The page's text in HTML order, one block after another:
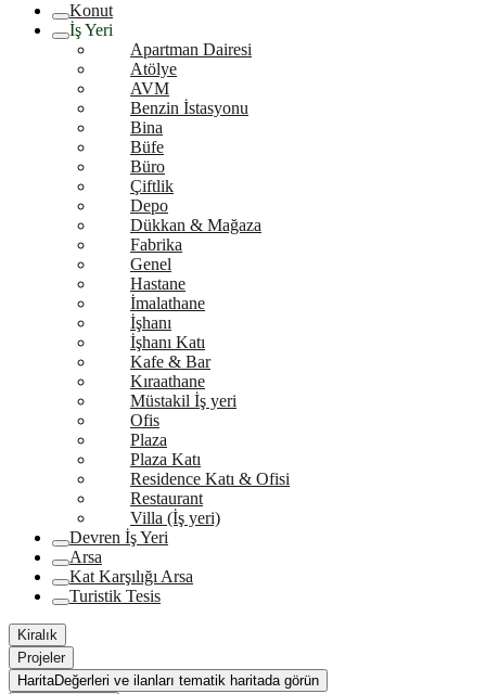
Konut
İş Yeri
Apartman Dairesi
Atölye
AVM
Benzin İstasyonu
Bina
Büfe
Büro
Çiftlik
Depo
Dükkan & Mağaza
Fabrika
Genel
Hastane
İmalathane
İşhanı
İşhanı Katı
Kafe & Bar
Kıraathane
Müstakil İş yeri
Ofis
Plaza
Plaza Katı
Residence Katı & Ofisi
Restaurant
Villa (İş yeri)
Devren İş Yeri
Arsa
Kat Karşılığı Arsa
Turistik Tesis
Kiralık
Projeler
HaritaDeğerleri ve ilanları tematik haritada görün